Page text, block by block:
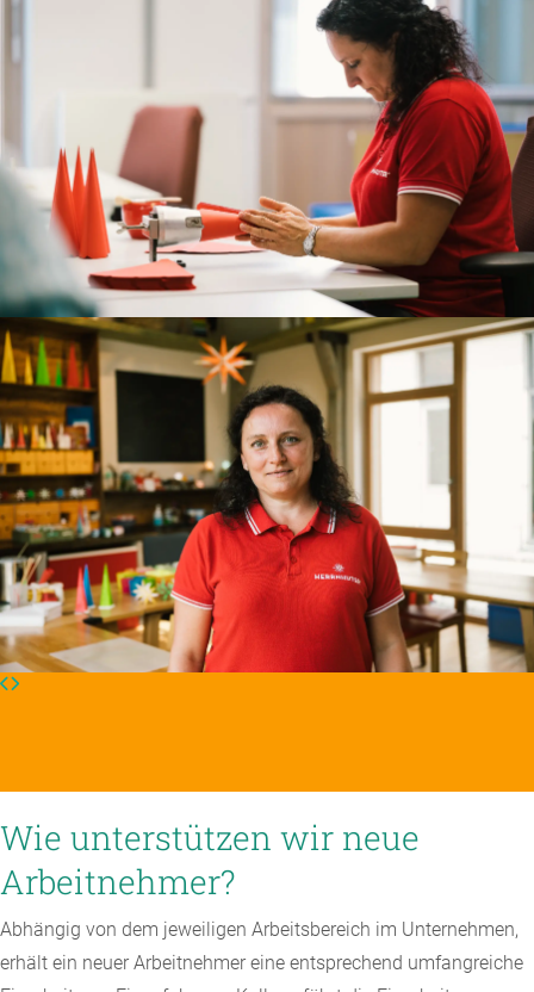
Wie unterstützen wir neue
Arbeitnehmer?
Abhängig von dem jeweiligen Arbeitsbereich im Unternehmen,
erhält ein neuer Arbeitnehmer eine entsprechend umfangreiche